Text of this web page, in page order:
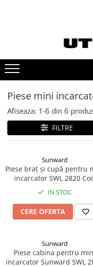
Ulei transmisie JCB
Ulei hidraulic JCB
Ulei punte JCB
FILTRU AER JCB
FILTRU HIDRAULIC JCB
FILTRU COMBUSTIBIL JCB
Piese mini
Afiseaza: 1-6 din 6
FILTRE
Sunward
Piese braț și cupă pentru
incarcator SWL 2820
IN STOC
CERE OFERTA
Sunward
Piese cabina pentru
incarcator Sunward SWL